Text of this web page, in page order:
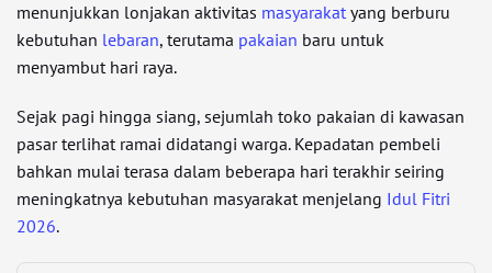
menunjukkan lonjakan aktivitas masyarakat yang berburu
kebutuhan lebaran, terutama pakaian baru untuk
menyambut hari raya.
Sejak pagi hingga siang, sejumlah toko pakaian di kawasan
pasar terlihat ramai didatangi warga. Kepadatan pembeli
bahkan mulai terasa dalam beberapa hari terakhir seiring
meningkatnya kebutuhan masyarakat menjelang Idul Fitri
2026.